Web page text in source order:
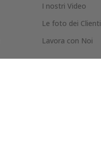
I nostri Video
Le foto dei Clienti
Lavora con Noi